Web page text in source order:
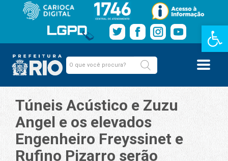
Barra de
Túneis Acústico e Zuzu
Angel e os elevados
Engenheiro Freyssinet e
Rufino Pizarro serão